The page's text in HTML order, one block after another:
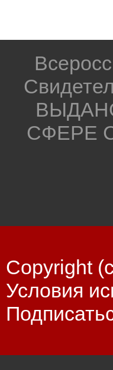
СФЕРЕ
Copyright
Условия